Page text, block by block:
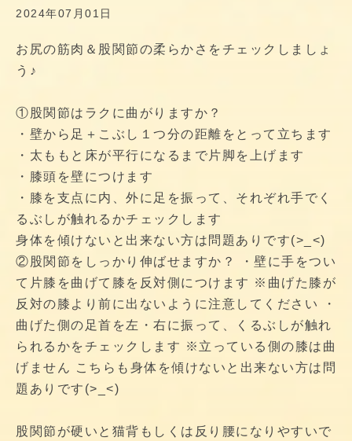
2024年07月01日
お尻の筋肉＆股関節の柔らかさをチェックしましょ
う♪
①股関節はラクに曲がりますか？
・壁から足＋こぶし１つ分の距離をとって立ちます
・太ももと床が平行になるまで片脚を上げます
・膝頭を壁につけます
・膝を支点に内、外に足を振って、それぞれ手でく
るぶしが触れるかチェックします
身体を傾けないと出来ない方は問題ありです(>_<)
②股関節をしっかり伸ばせますか？ ・壁に手をつい
て片膝を曲げて膝を反対側につけます ※曲げた膝が
反対の膝より前に出ないように注意してください ・
曲げた側の足首を左・右に振って、くるぶしが触れ
られるかをチェックします ※立っている側の膝は曲
げません こちらも身体を傾けないと出来ない方は問
題ありです(>_<)
股関節が硬いと猫背もしくは反り腰になりやすいで